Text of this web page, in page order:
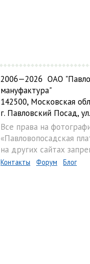
2006—2026 ОАО
мануфактура"
142500, Московская
г. Павловский Посад,
Все права на
«Павловопосадская
на других сайтах
Контакты Форум Блог